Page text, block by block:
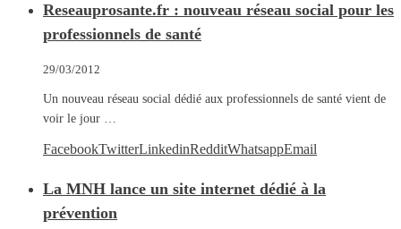
Reseauprosante.fr : nouveau réseau social pour les
professionnels de santé
29/03/2012
Un nouveau réseau social dédié aux professionnels de santé vient de
voir le jour …
FacebookTwitterLinkedinRedditWhatsappEmail
La MNH lance un site internet dédié à la
prévention